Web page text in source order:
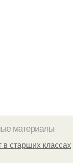
материалы
в старших классах